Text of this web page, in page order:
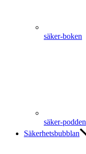
säker-boken
säker-podden
Säkerhetsbubblan